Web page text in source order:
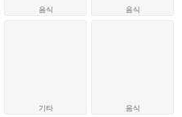
음식
기타
음식
음식